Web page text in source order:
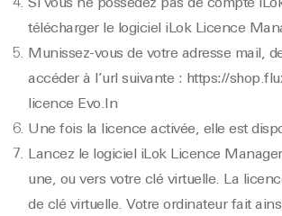
Si vous ne possédez pas de compte
télécharger le logiciel iLok Licence
Munissez-vous de votre adresse mail,
accéder à l’url suivante : https://
licence Evo.In
Une fois la licence activée, elle est
Lancez le logiciel iLok Licence
une, ou vers votre clé virtuelle. La
de clé virtuelle. Votre ordinateur fait